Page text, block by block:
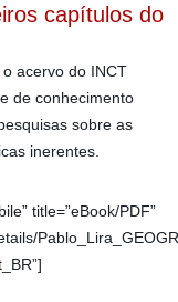
capítulos do
acervo do INCT
de conhecimento
sobre as
inerentes.
title=”eBook/PDF”